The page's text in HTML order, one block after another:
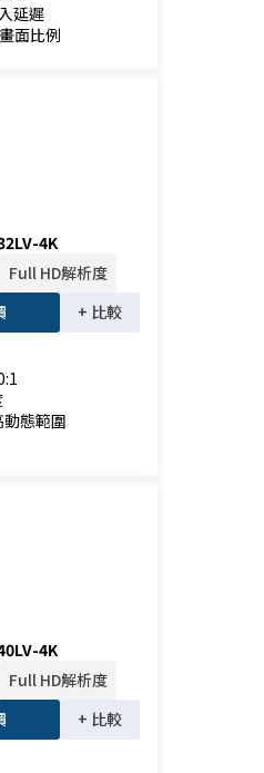
延遲
面比例
4K
Full HD解析度
+ 比較
態範圍
4K
Full HD解析度
+ 比較